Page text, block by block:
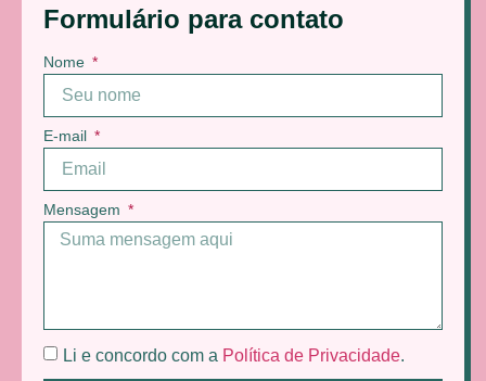
Formulário para contato
Nome
E-mail
Mensagem
Li e concordo com a Política de Privacidade.